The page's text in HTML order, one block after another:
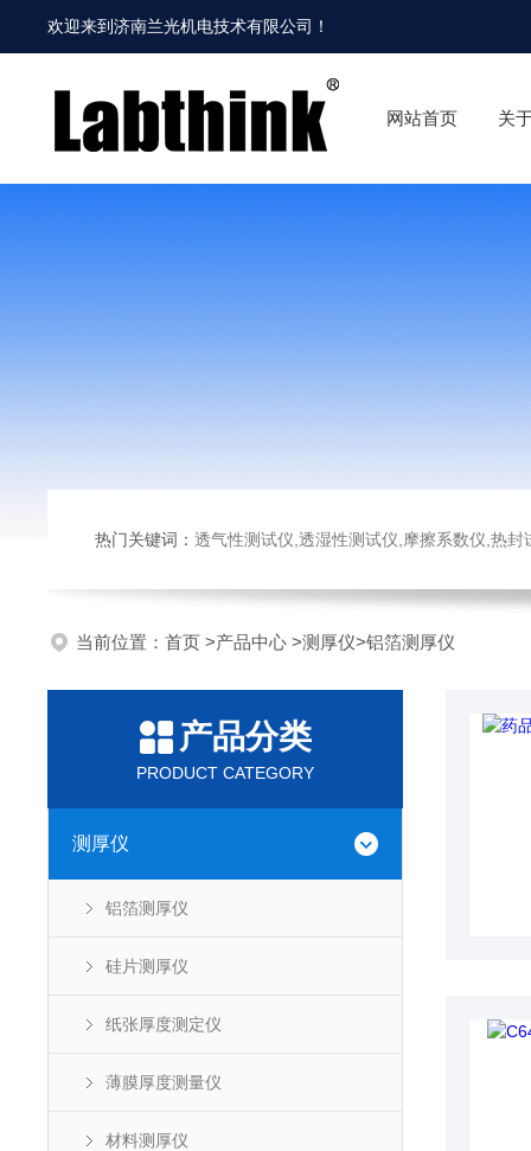
欢迎来到济南兰光机电技术有限公司 ！
网站首页 关
热门关键词： 透气性测试仪,透湿性测试仪,摩擦系数仪,热封试验仪,
当前位置： 首页 >产品中心 >测厚仪>铝箔测厚仪
产品分类
PRODUCT CATEGORY
测厚仪
铝箔测厚仪
硅片测厚仪
纸张厚度测定仪
薄膜厚度测量仪
材料测厚仪